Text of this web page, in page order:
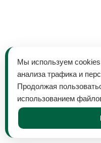
Мы используем
анализа трафика и
Продолжая
использованием